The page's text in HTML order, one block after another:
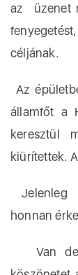
az üzenet
céljának.
Az
államfőt a
keresztül
kiürítettek.
Jelenleg
honnan
Van der